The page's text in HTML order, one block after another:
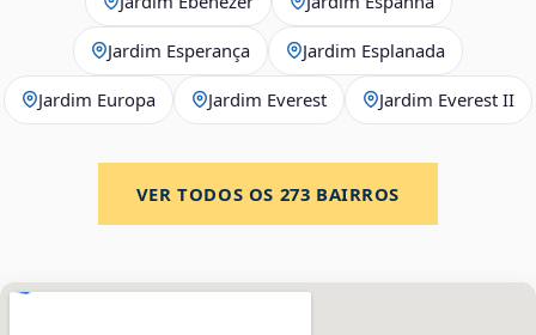
Jardim Esperança Jardim Esplanada
Jardim Europa Jardim Everest Jardim Everest II
VER TODOS OS 273 BAIRROS